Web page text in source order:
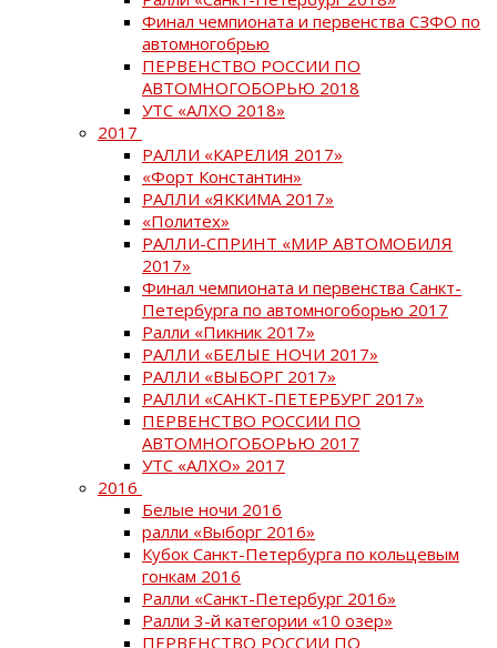
Финал чемпионата и первенства СЗФО по
автомногобрью
ПЕРВЕНСТВО РОССИИ ПО
АВТОМНОГОБОРЬЮ 2018
УТС «АЛХО 2018»
2017
РАЛЛИ «КАРЕЛИЯ 2017»
«Форт Константин»
РАЛЛИ «ЯККИМА 2017»
«Политех»
РАЛЛИ-СПРИНТ «МИР АВТОМОБИЛЯ
2017»
Финал чемпионата и первенства Санкт-
Петербурга по автомногоборью 2017
Ралли «Пикник 2017»
РАЛЛИ «БЕЛЫЕ НОЧИ 2017»
РАЛЛИ «ВЫБОРГ 2017»
РАЛЛИ «САНКТ-ПЕТЕРБУРГ 2017»
ПЕРВЕНСТВО РОССИИ ПО
АВТОМНОГОБОРЬЮ 2017
УТС «АЛХО» 2017
2016
Белые ночи 2016
ралли «Выборг 2016»
Кубок Санкт-Петербурга по кольцевым
гонкам 2016
Ралли «Санкт-Петербург 2016»
Ралли 3-й категории «10 озер»
ПЕРВЕНСТВО РОССИИ ПО